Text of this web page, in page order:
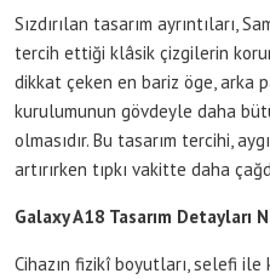
Sızdırılan tasarım ayrıntıları,
tercih ettiği klâsik çizgilerin
dikkat çeken en bariz öge, arka
kurulumunun gövdeyle daha
olmasıdır. Bu tasarım tercihi,
artırırken tıpkı vakitte daha
Galaxy A18 Tasarım Detayları
Cihazın fizikî boyutları, selefi ile